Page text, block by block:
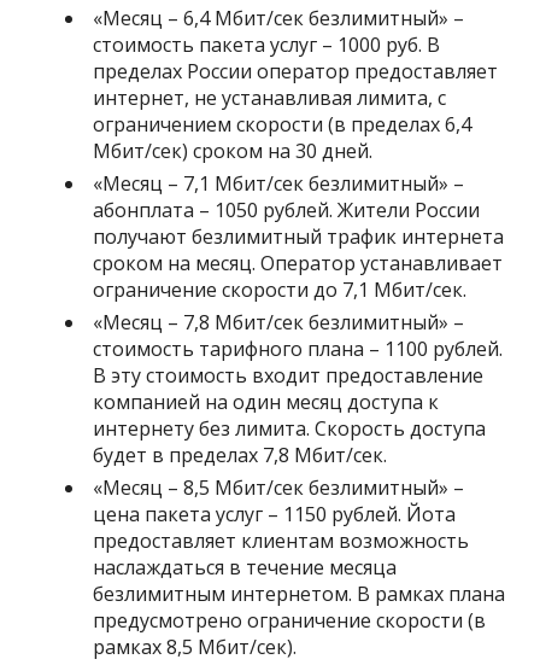
«Месяц – 6,4 Мбит/сек безлимитный» –
стоимость пакета услуг – 1000 руб. В
пределах России оператор предоставляет
интернет, не устанавливая лимита, с
ограничением скорости (в пределах 6,4
Мбит/сек) сроком на 30 дней.
«Месяц – 7,1 Мбит/сек безлимитный» –
абонплата – 1050 рублей. Жители России
получают безлимитный трафик интернета
сроком на месяц. Оператор устанавливает
ограничение скорости до 7,1 Мбит/сек.
«Месяц – 7,8 Мбит/сек безлимитный» –
стоимость тарифного плана – 1100 рублей.
В эту стоимость входит предоставление
компанией на один месяц доступа к
интернету без лимита. Скорость доступа
будет в пределах 7,8 Мбит/сек.
«Месяц – 8,5 Мбит/сек безлимитный» –
цена пакета услуг – 1150 рублей. Йота
предоставляет клиентам возможность
наслаждаться в течение месяца
безлимитным интернетом. В рамках плана
предусмотрено ограничение скорости (в
рамках 8,5 Мбит/сек).